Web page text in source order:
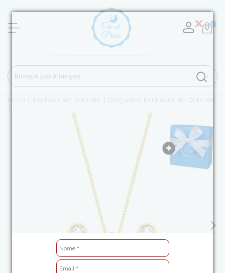
0
Início Banhado em Ouro 18K
Conjuntos Banhados em Ouro 18K